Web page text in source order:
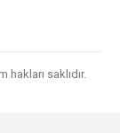
saklıdır.